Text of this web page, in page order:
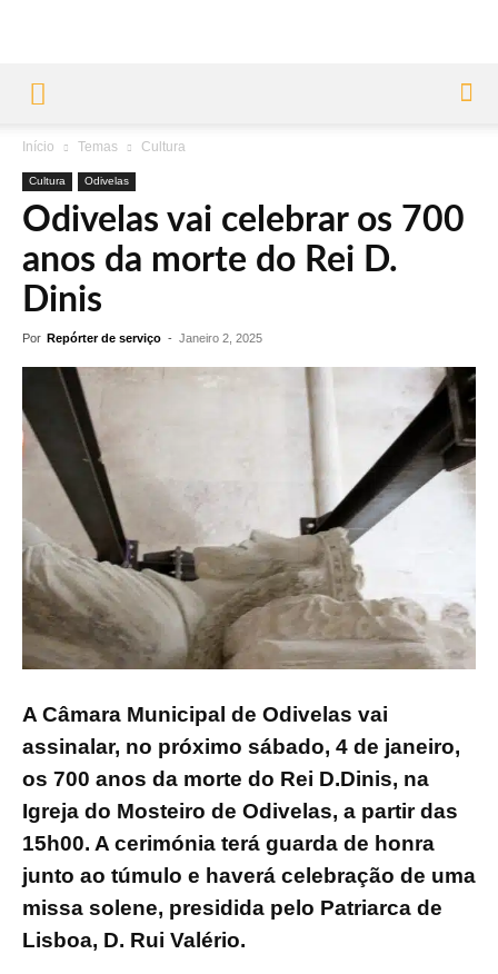
Início Temas Cultura
Cultura Odivelas
Odivelas vai celebrar os 700
anos da morte do Rei D.
Dinis
Por Repórter de serviço - Janeiro 2, 2025
A Câmara Municipal de Odivelas vai
assinalar, no próximo sábado, 4 de janeiro,
os 700 anos da morte do Rei D.Dinis, na
Igreja do Mosteiro de Odivelas, a partir das
15h00. A cerimónia terá guarda de honra
junto ao túmulo e haverá celebração de uma
missa solene, presidida pelo Patriarca de
Lisboa, D. Rui Valério.